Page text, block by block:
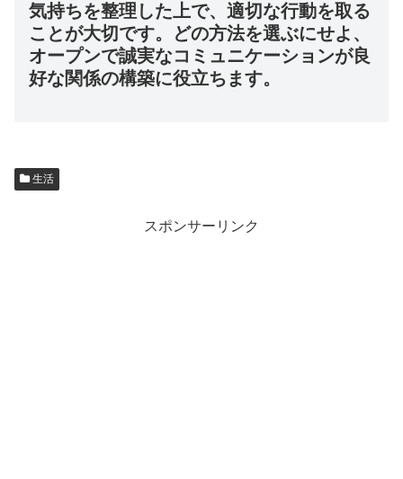
気持ちを整理した上で、適切な行動を取る
ことが大切です。どの方法を選ぶにせよ、
オープンで誠実なコミュニケーションが良
好な関係の構築に役立ちます。
生活
スポンサーリンク